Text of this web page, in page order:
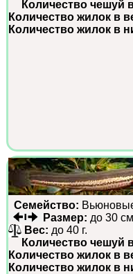
Количество чешуй
Количество жилок в
Количество жилок в
Семейство:
Размер: до 30 см
Вес: до 40 г.
Количество чешуй
Количество жилок в
Количество жилок в